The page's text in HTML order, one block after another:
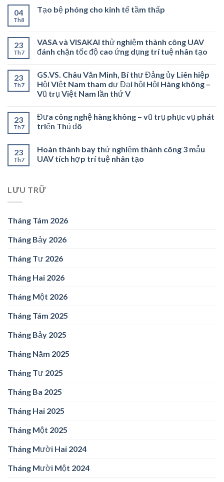
04
Th8
Tạo bệ phóng cho kinh tế tầm thấp
23
Th7
VASA và VISAKAI thử nghiệm thành công UAV
đánh chặn tốc độ cao ứng dụng trí tuệ nhân tạo
23
Th7
GS.VS. Châu Văn Minh, Bí thư Đảng ủy Liên hiệp
Hội Việt Nam tham dự Đại hội Hội Hàng không –
Vũ trụ Việt Nam lần thứ V
23
Th7
Đưa công nghệ hàng không – vũ trụ phục vụ phát
triển Thủ đô
23
Th7
Hoàn thành bay thử nghiệm thành công 3 mẫu
UAV tích hợp trí tuệ nhân tạo
LƯU TRỮ
Tháng Tám 2026
Tháng Bảy 2026
Tháng Tư 2026
Tháng Hai 2026
Tháng Một 2026
Tháng Tám 2025
Tháng Bảy 2025
Tháng Năm 2025
Tháng Tư 2025
Tháng Ba 2025
Tháng Hai 2025
Tháng Một 2025
Tháng Mười Hai 2024
Tháng Mười Một 2024